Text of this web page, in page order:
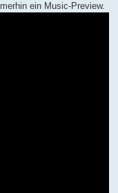
ein Music-Preview.